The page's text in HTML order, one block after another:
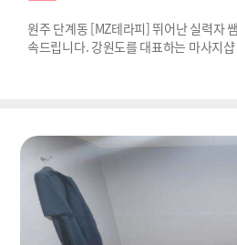
원주 단계동 [MZ테라피] 뛰어난 실력자
속드립니다. 강원도를 대표하는 마사지샵